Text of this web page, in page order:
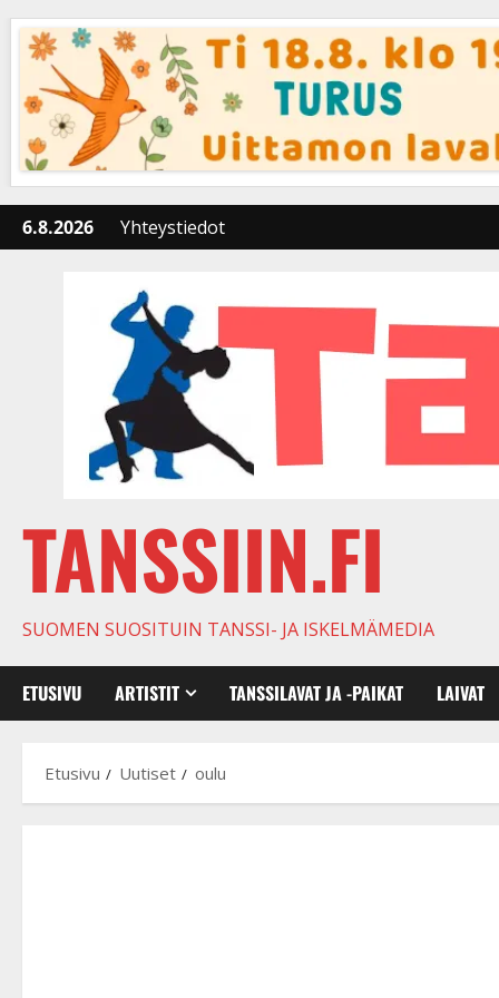
content
6.8.2026 Yhteystiedot
TANSSIIN.FI
SUOMEN SUOSITUIN TANSSI- JA ISKELMÄMEDIA
ETUSIVU ARTISTIT TANSSILAVAT JA -PAIKAT LAIVAT
Etusivu Uutiset oulu